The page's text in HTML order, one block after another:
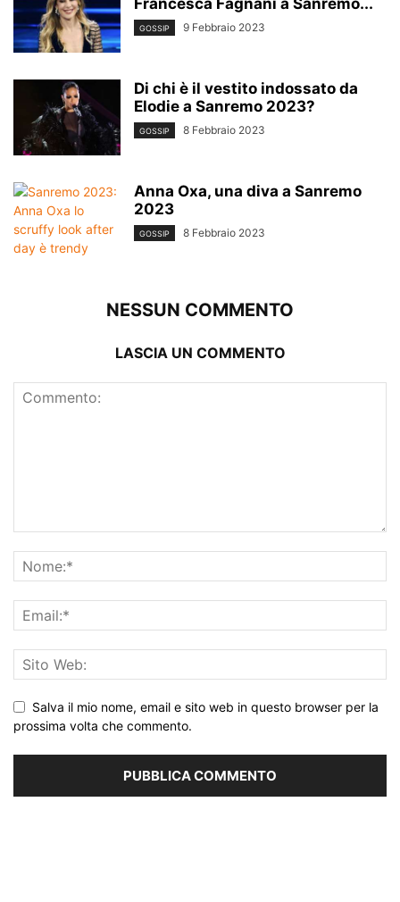
Francesca Fagnani a Sanremo...
GOSSIP 9 Febbraio 2023
Di chi è il vestito indossato da
Elodie a Sanremo 2023?
GOSSIP 8 Febbraio 2023
Anna Oxa, una diva a Sanremo
2023
GOSSIP 8 Febbraio 2023
NESSUN COMMENTO
LASCIA UN COMMENTO
Salva il mio nome, email e sito web in questo browser per la
prossima volta che commento.